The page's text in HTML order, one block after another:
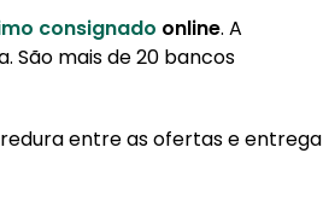
consignado online. A
São mais de 20 bancos
entre as ofertas e entrega